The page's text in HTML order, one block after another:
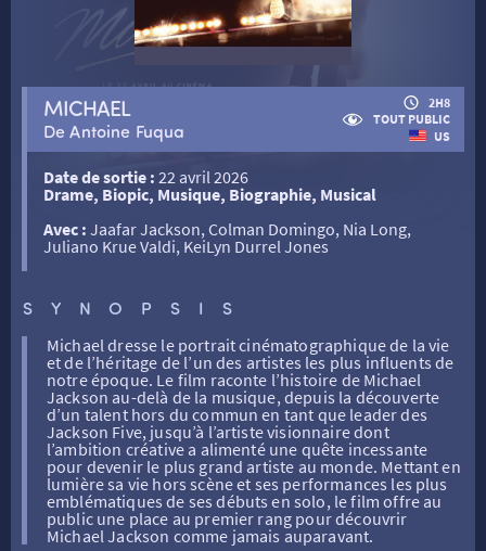
RETOUR
FILMS
RETOUR
SÉANCES SPÉCIALES
THÉ CINÉ
RÉTRO VISION
RETOUR
ATELIERS PRATIQUES
RETOUR
LA SÉLECTION DES AMIS DU CINÉMA & LES FILMS
D’ACTUALITÉS
LES DISPOSITIFS NATIONAUX
RETOUR
HISTORIQUE
RETOUR
TARIFS
NOS SALLES
MICHAEL
De Antoine Fuqua
2H8
TOUT PUBLIC
US
Date de sortie : 22 avril 2026
Drame, Biopic, Musique, Biographie, Musical
Avec : Jaafar Jackson, Colman Domingo, Nia Long,
Juliano Krue Valdi, KeiLyn Durrel Jones
SYNOPSIS
Michael dresse le portrait cinématographique de la vie
et de l’héritage de l’un des artistes les plus influents de
notre époque. Le film raconte l’histoire de Michael
Jackson au-delà de la musique, depuis la découverte
d’un talent hors du commun en tant que leader des
Jackson Five, jusqu’à l’artiste visionnaire dont
l’ambition créative a alimenté une quête incessante
pour devenir le plus grand artiste au monde. Mettant en
lumière sa vie hors scène et ses performances les plus
emblématiques de ses débuts en solo, le film offre au
public une place au premier rang pour découvrir
Michael Jackson comme jamais auparavant.